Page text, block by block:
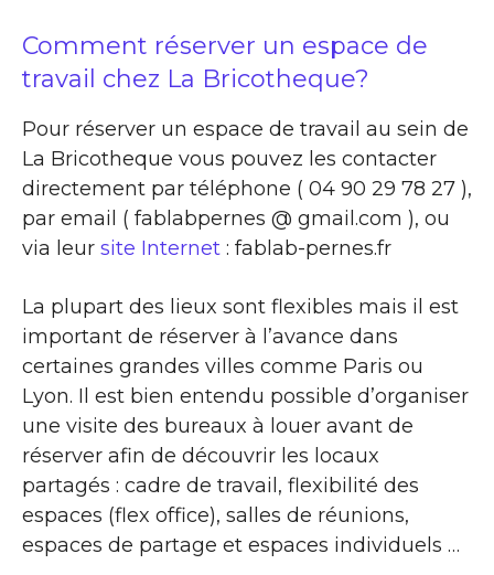
Comment réserver un espace de
travail chez La Bricotheque?
Pour réserver un espace de travail au sein de
La Bricotheque vous pouvez les contacter
directement par téléphone ( 04 90 29 78 27 ),
par email ( fablabpernes @ gmail.com ), ou
via leur site Internet : fablab-pernes.fr
La plupart des lieux sont flexibles mais il est
important de réserver à l’avance dans
certaines grandes villes comme Paris ou
Lyon. Il est bien entendu possible d’organiser
une visite des bureaux à louer avant de
réserver afin de découvrir les locaux
partagés : cadre de travail, flexibilité des
espaces (flex office), salles de réunions,
espaces de partage et espaces individuels …